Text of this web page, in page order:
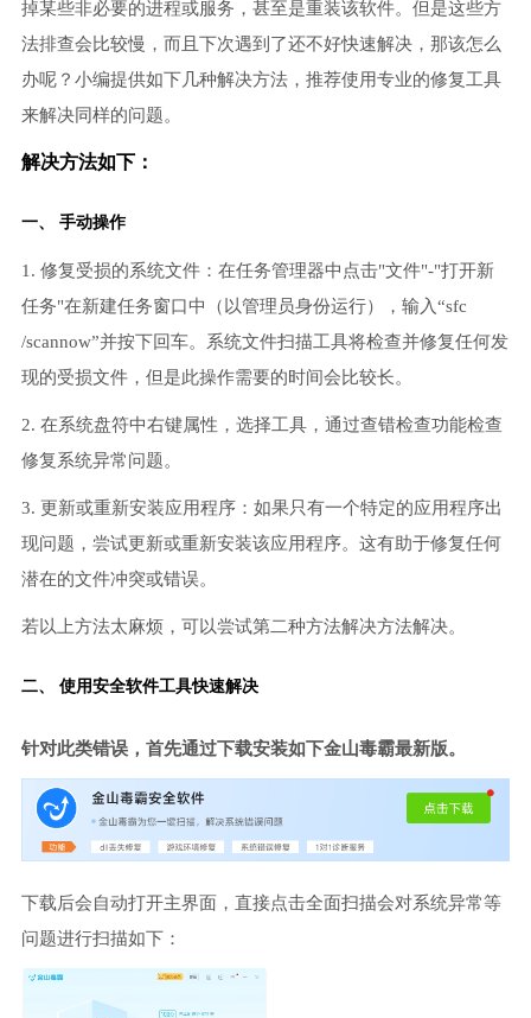
掉某些非必要的进程或服务，甚至是重装该软件。但是这些方
法排查会比较慢，而且下次遇到了还不好快速解决，那该怎么
办呢？小编提供如下几种解决方法，推荐使用专业的修复工具
来解决同样的问题。
解决方法如下：
一、 手动操作
1. 修复受损的系统文件：在任务管理器中点击"文件"-"打开新
任务"在新建任务窗口中（以管理员身份运行），输入“sfc
/scannow”并按下回车。系统文件扫描工具将检查并修复任何发
现的受损文件，但是此操作需要的时间会比较长。
2. 在系统盘符中右键属性，选择工具，通过查错检查功能检查
修复系统异常问题。
3. 更新或重新安装应用程序：如果只有一个特定的应用程序出
现问题，尝试更新或重新安装该应用程序。这有助于修复任何
潜在的文件冲突或错误。
若以上方法太麻烦，可以尝试第二种方法解决方法解决。
二、 使用安全软件工具快速解决
针对此类错误，首先通过下载安装如下金山毒霸最新版。
下载后会自动打开主界面，直接点击全面扫描会对系统异常等
问题进行扫描如下：